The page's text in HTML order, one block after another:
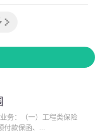
务：（一）工程类保险
付款保函、...